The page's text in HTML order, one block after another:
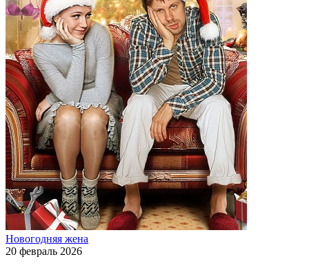
Новогодняя жена
20 февраль 2026